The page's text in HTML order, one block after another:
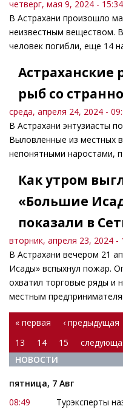
четверг, мая 9, 2024 - 15:34
В Астрахани произошло
неизвестным веществом.
человек погибли, еще 14
Астраханские
рыб со
среда, апреля 24, 2024 -
В Астрахани энтузиасты
Выловленные из местных
непонятными наростами,
Как утром
«Большие
показали в
вторник, апреля 23, 2024 -
В Астрахани вечером 21
Исады» вспыхнул пожар.
охватил торговые ряды и
местным
Страницы
« первая ‹ предыдущая
13
14 15
НОВОСТИ
пятница, 7 Авг
08:49
Турэксперты